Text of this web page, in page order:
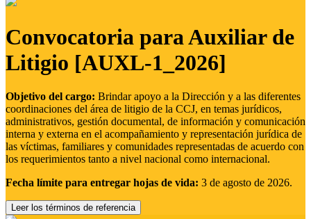
Convocatoria para Auxiliar de
Litigio [AUXL-1_2026]
Objetivo del cargo: Brindar apoyo a la Dirección y a las diferentes
coordinaciones del área de litigio de la CCJ, en temas jurídicos,
administrativos, gestión documental, de información y comunicación
interna y externa en el acompañamiento y representación jurídica de
las víctimas, familiares y comunidades representadas de acuerdo con
los requerimientos tanto a nivel nacional como internacional.
Fecha límite para entregar hojas de vida: 3 de agosto de 2026.
Leer los términos de referencia